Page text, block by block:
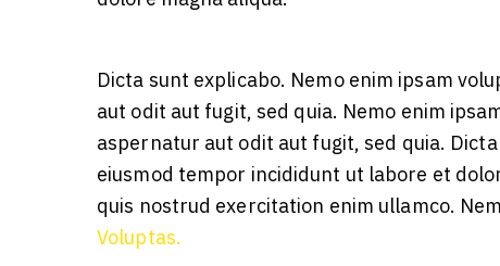
Dicta sunt explicabo. Nemo enim ipsam
aut odit aut fugit, sed quia. Nemo enim
aspernatur aut odit aut fugit, sed quia.
eiusmod tempor incididunt ut labore et
quis nostrud exercitation enim ullamco.
Voluptas.